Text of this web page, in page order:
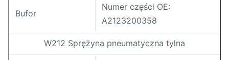
Bufor
Numer części OE:
A2123200358
W212 Sprężyna pneumatyczna tylna